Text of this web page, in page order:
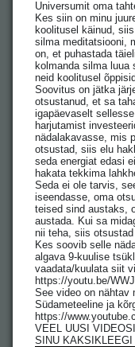
Universumit oma
Kes siin on minu
koolitusel käinud,
silma meditatsiooni,
on, et puhastada
kolmanda silma luua
neid koolitusel õppisid.
Soovitus on jätka
otsustanud, et sa
igapäevaselt
harjutamist
nädalakavasse, mis
otsustad, siis elu
seda energiat edasi
hakata tekkima
Seda ei ole tarvis,
iseendasse, oma
teised sind austaks,
austada. Kui sa
nii teha, siis otsustad
Kes soovib selle
algava 9-kuulise
vaadata/kuulata siit
https://youtu.be/
See video on nähtav
Südameteeline ja
https://
VEEL UUSI
SINU KAKSIKLEEGI